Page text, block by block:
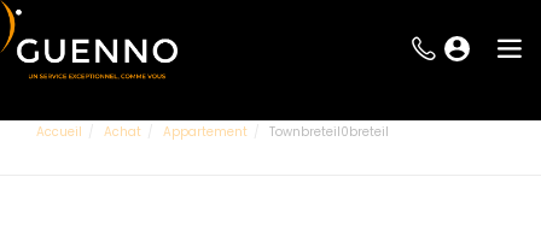
Accueil Achat Appartement Townbreteil0breteil